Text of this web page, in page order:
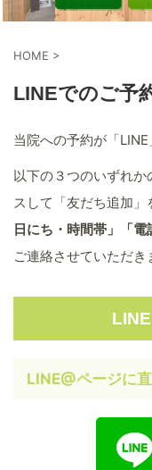
HOME >
LINEでのご予
当院への予約が「LINE
以下の３つのいずれか
スして「友だち追加」
日にち・時間帯」「電
ご連絡させていただき
LINE@ページに